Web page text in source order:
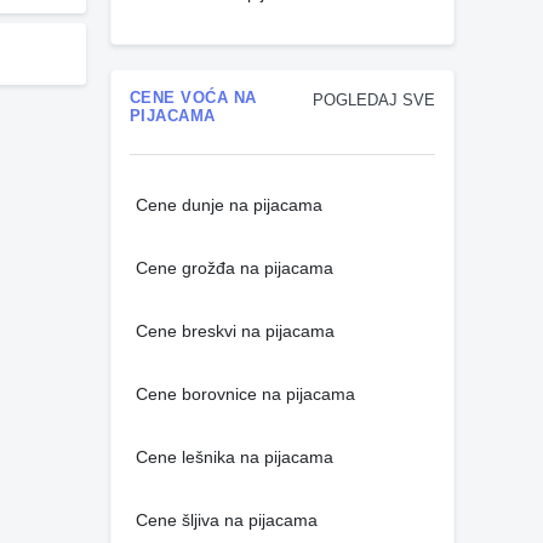
POGLEDAJ SVE
CENE VOĆA NA
PIJACAMA
Cene dunje na pijacama
Cene grožđa na pijacama
Cene breskvi na pijacama
Cene borovnice na pijacama
Cene lešnika na pijacama
Cene šljiva na pijacama